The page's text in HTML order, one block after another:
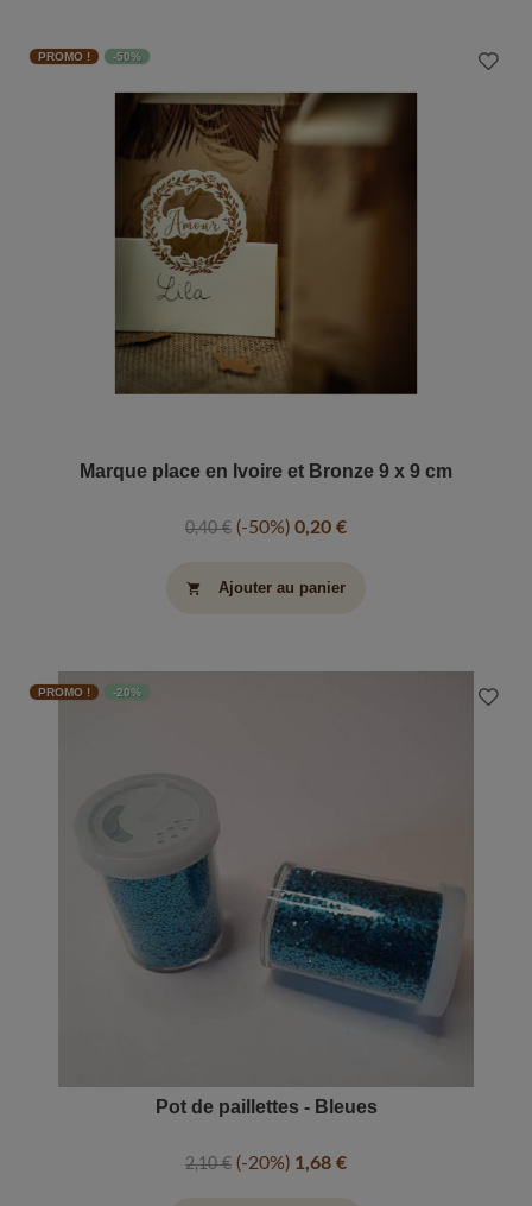
PROMO ! -50%
Marque place en Ivoire et Bronze 9 x 9 cm
0,40 € -50% 0,20 €
shopping_cart Ajouter au panier
PROMO ! -20%
Pot de paillettes - Bleues
2,10 € -20% 1,68 €